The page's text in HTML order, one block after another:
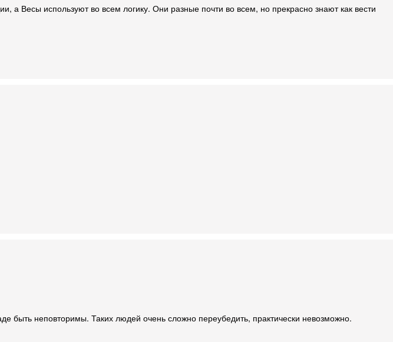
Весы используют во всем логику. Они разные почти во всем, но прекрасно знают как вести
быть неповторимы. Таких людей очень сложно переубедить, практически невозможно.